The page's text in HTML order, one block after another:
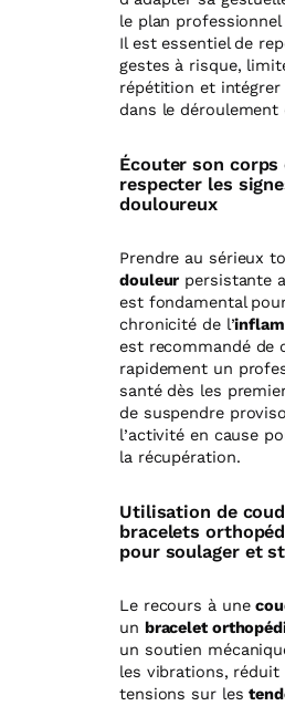
le plan
Il est essentiel de
gestes à risque,
répétition et intégrer
dans le déroulement
Écouter son corps
respecter les
douloureux
Prendre au sérieux
douleur persistante
est fondamental
chronicité de l’
est recommandé de
rapidement un
santé dès les
de suspendre
l’activité en cause
la récupération.
Utilisation de
bracelets
pour soulager et
Le recours à une
un bracelet
un soutien
les vibrations, réduit
tensions sur les